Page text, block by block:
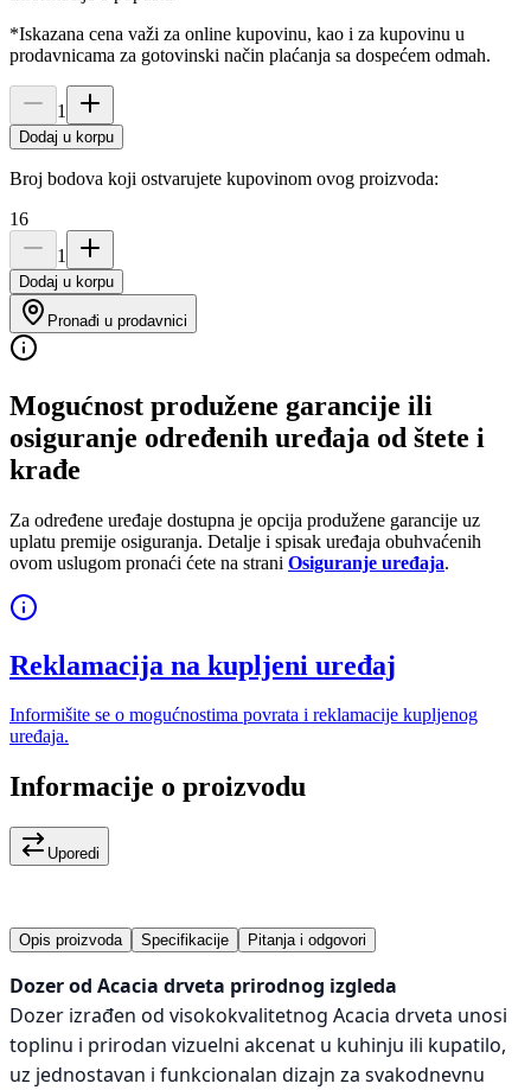
*Iskazana cena važi za online kupovinu, kao i za kupovinu u
prodavnicama za gotovinski način plaćanja sa dospećem odmah.
1
Dodaj u korpu
Broj bodova koji ostvarujete kupovinom ovog proizvoda:
16
1
Dodaj u korpu
Pronađi u prodavnici
Mogućnost produžene garancije ili
osiguranje određenih uređaja od štete i
krađe
Za određene uređaje dostupna je opcija produžene garancije uz
uplatu premije osiguranja. Detalje i spisak uređaja obuhvaćenih
ovom uslugom pronaći ćete na strani Osiguranje uređaja.
Reklamacija na kupljeni uređaj
Informišite se o mogućnostima povrata i reklamacije kupljenog
uređaja.
Informacije o proizvodu
Uporedi
Opis proizvoda Specifikacije Pitanja i odgovori
Dozer od Acacia drveta prirodnog izgleda
Dozer izrađen od visokokvalitetnog Acacia drveta unosi
toplinu i prirodan vizuelni akcenat u kuhinju ili kupatilo,
uz jednostavan i funkcionalan dizajn za svakodnevnu